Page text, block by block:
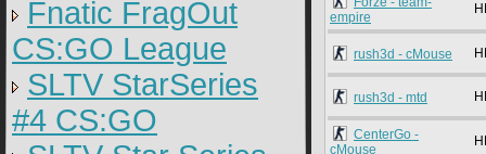
Fnatic FragOut
CS:GO League
SLTV StarSeries
#4 CS:GO
empire
rush3d - cMouse
rush3d - mtd
CenterGo -
cMouse